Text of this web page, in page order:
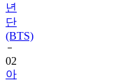
(BTS)
02
아
이